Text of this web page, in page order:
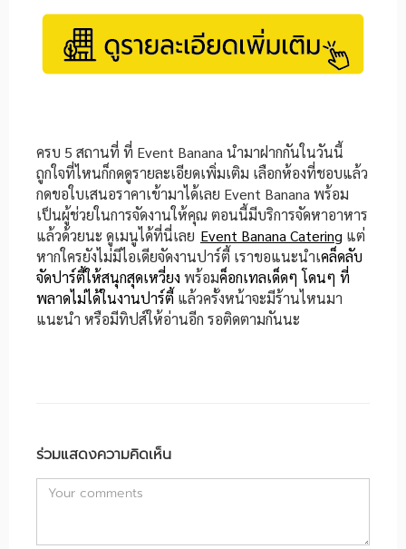
ครบ 5 สถานที่ ที่ Event Banana นำมาฝากกันในวันนี้
ถูกใจที่ไหนก็กดดูรายละเอียดเพิ่มเติม เลือกห้องที่ชอบแล้ว
กดขอใบเสนอราคาเข้ามาได้เลย Event Banana พร้อม
เป็นผู้ช่วยในการจัดงานให้คุณ ตอนนี้มีบริการจัดหาอาหาร
แล้วด้วยนะ ดูเมนูได้ที่นี่เลย Event Banana Catering แต่
หากใครยังไม่มีไอเดียจัดงานปาร์ตี้ เราขอแนะนำเคล็ดลับ
จัดปาร์ตี้ให้สนุกสุดเหวี่ยง พร้อมค็อกเทลเด็ดๆ โดนๆ ที่
พลาดไม่ได้ในงานปาร์ตี้ แล้วครั้งหน้าจะมีร้านไหนมา
แนะนำ หรือมีทิปส์ให้อ่านอีก รอติดตามกันนะ
ร่วมแสดงความคิดเห็น